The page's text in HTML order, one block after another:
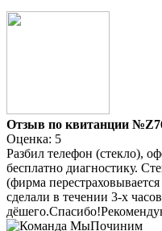
Отзыв по квитанции
Оценка: 5
Разбил телефон (стекло),
бесплатно диагностику.
(фирма
сделали в течении 3-х